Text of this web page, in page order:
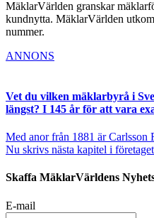
MäklarVärlden granskar
kundnytta. MäklarVärlden
nummer.
ANNONS
Vet du vilken mäklarbyrå i
längst? I 145 år för att vara
Med anor från 1881 är Carlsson
Nu skrivs nästa kapitel i
Skaffa MäklarVärldens
E-mail